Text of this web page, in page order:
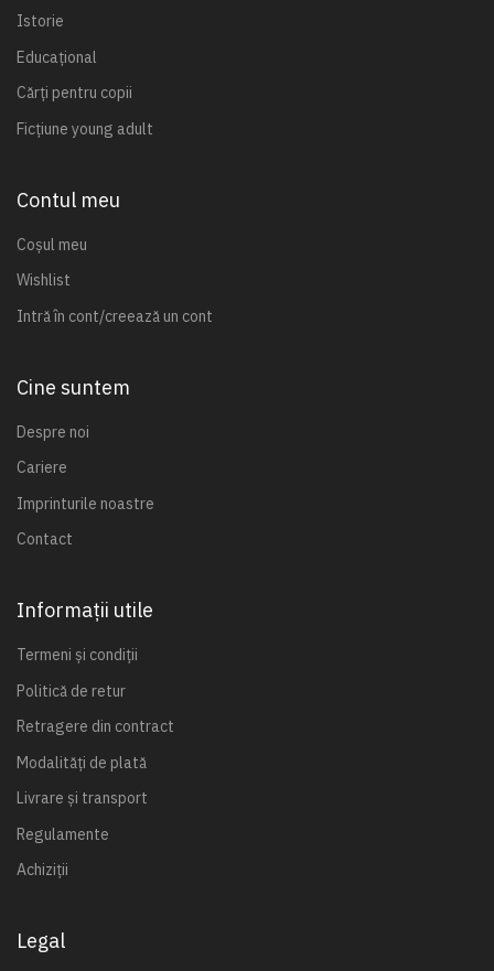
Istorie
Educațional
Cărți pentru copii
Ficțiune young adult
Contul meu
Coșul meu
Wishlist
Intră în cont/creează un cont
Cine suntem
Despre noi
Cariere
Imprinturile noastre
Contact
Informații utile
Termeni și condiții
Politică de retur
Retragere din contract
Modalități de plată
Livrare și transport
Regulamente
Achiziții
Legal